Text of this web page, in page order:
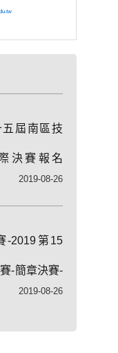
五屆南區技
決賽報名
2019-08-26
-2019第15
-簡章決賽-
2019-08-26